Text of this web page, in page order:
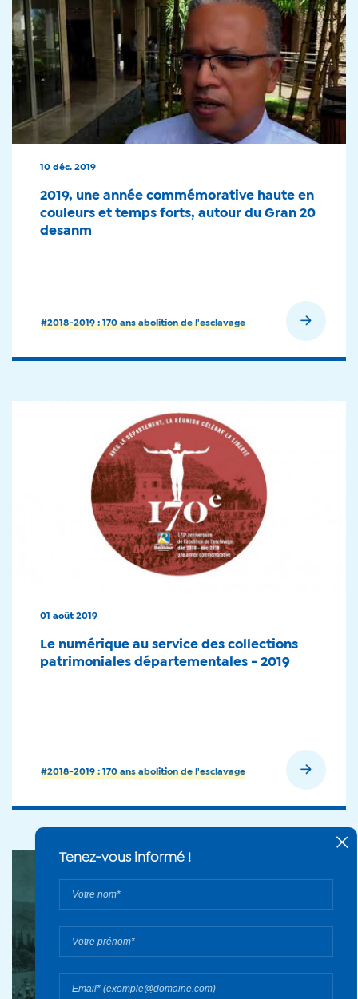
#2018-2019 : 170 ans abolition de l'esclavage
10 déc. 2019
2019, une année commémorative haute en
couleurs et temps forts, autour du Gran 20
desanm
En savoir plus
#2018-2019 : 170 ans abolition de l'esclavage
01 août 2019
Le numérique au service des collections
patrimoniales départementales - 2019
En savoir plus